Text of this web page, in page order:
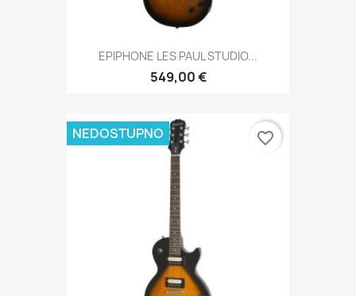
EPIPHONE LES PAUL STUDIO...
549,00 €
NEDOSTUPNO favorite_border